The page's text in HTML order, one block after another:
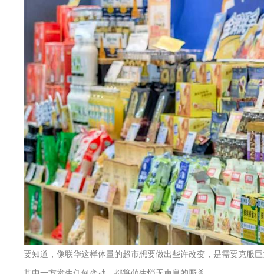
要知道，像联华这样体量的超市想要做出些许改变，是需要克服